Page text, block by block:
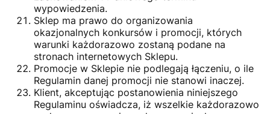
wypowiedzenia.
Sklep ma prawo do organizowania
okazjonalnych konkursów i promocji, których
warunki każdorazowo zostaną podane na
stronach internetowych Sklepu.
Promocje w Sklepie nie podlegają łączeniu, o ile
Regulamin danej promocji nie stanowi inaczej.
Klient, akceptując postanowienia niniejszego
Regulaminu oświadcza, iż wszelkie każdorazowo